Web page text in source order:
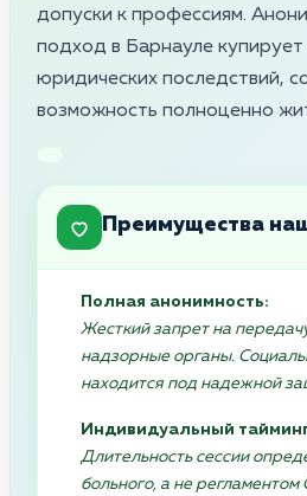
допуски к профессиям.
подход в Барнауле
юридических последствий,
возможность полноценно
Преимущества
Полная анонимность:
Жесткий запрет на
надзорные органы.
находится под надежной
Индивидуальный
Длительность сессии
больного, а не